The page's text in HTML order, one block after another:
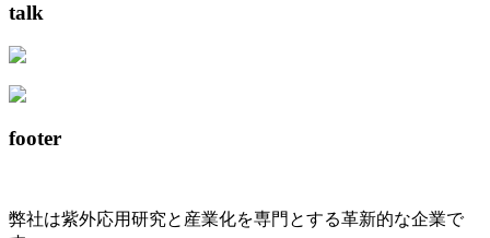
talk
footer
弊社は紫外応用研究と産業化を専門とする革新的な企業で